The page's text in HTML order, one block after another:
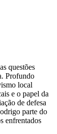
questões
Profundo
local
e o papel da
de defesa
parte do
enfrentados